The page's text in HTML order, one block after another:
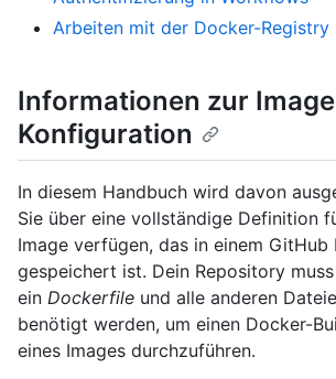
Arbeiten mit der Docker-Registry
Informationen zur
Konfiguration
In diesem Handbuch wird davon
Sie über eine vollständige Definition
Image verfügen, das in einem GitHub
gespeichert ist. Dein Repository
ein Dockerfile und alle anderen
benötigt werden, um einen Docker-
eines Images durchzuführen.